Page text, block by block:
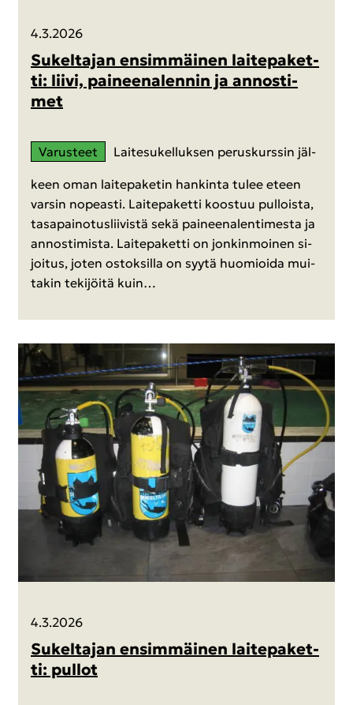
4.3.2026
Su­kel­ta­jan en­sim­mäi­nen lai­te­pa­ket­
ti: liivi, pai­neen­alen­nin ja an­nos­ti­
met
Va­rus­teet Lai­te­su­kel­luk­sen pe­rus­kurs­sin jäl­
keen oman lai­te­pa­ke­tin han­kin­ta tulee eteen
var­sin no­peas­ti. Lai­te­pa­ket­ti koos­tuu pul­lois­ta,
ta­sa­pai­no­tus­lii­vis­tä sekä pai­neen­alen­ti­mes­ta ja
an­nos­ti­mis­ta. Lai­te­pa­ket­ti on jon­kin­moi­nen si­
joi­tus, joten os­tok­sil­la on syytä huo­mioi­da mui­
ta­kin te­ki­jöi­tä kuin…
4.3.2026
Su­kel­ta­jan en­sim­mäi­nen lai­te­pa­ket­
ti: pul­lot